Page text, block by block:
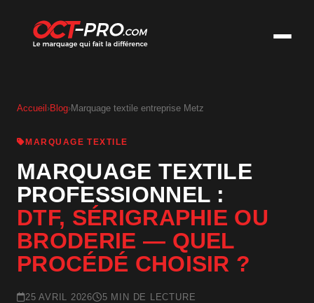
Accueil ›Blog›Marquage textile entreprise Metz
MARQUAGE TEXTILE
MARQUAGE TEXTILE
PROFESSIONNEL :
DTF, SÉRIGRAPHIE OU
BRODERIE — QUEL
PROCÉDÉ CHOISIR ?
25 AVRIL 2026
5 MIN DE LECTURE